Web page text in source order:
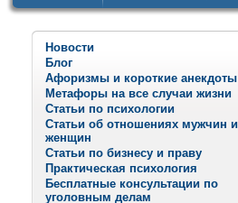
Новости
Блог
Афоризмы и короткие анекдоты
Метафоры на все случаи жизни
Статьи по психологии
Статьи об отношениях мужчин и
женщин
Статьи по бизнесу и праву
Практическая психология
Бесплатные консультации по
уголовным делам